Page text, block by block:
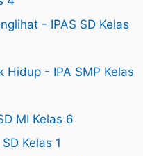
- IPAS SD Kelas
Hidup - IPA SMP Kelas
MI Kelas 6
Kelas 1